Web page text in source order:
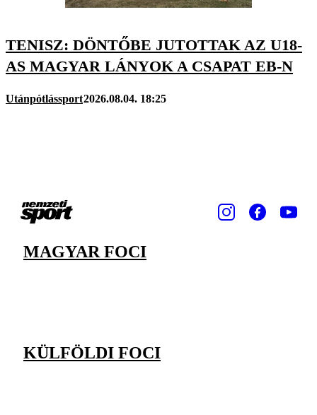
TENISZ: DÖNTŐBE JUTOTTAK AZ U18-
AS MAGYAR LÁNYOK A CSAPAT EB-N
Utánpótlássport2026.08.04. 18:25
MAGYAR FOCI
KÜLFÖLDI FOCI